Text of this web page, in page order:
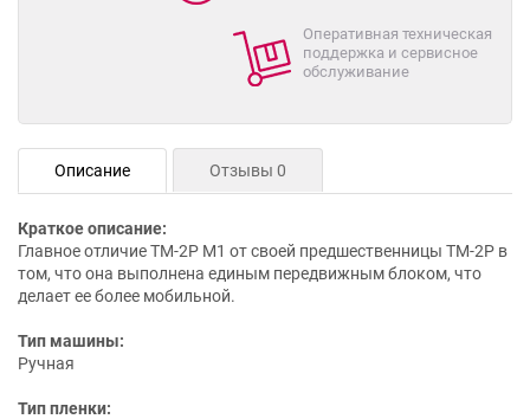
Оперативная техническая
поддержка и сервисное
обслуживание
Описание Отзывы 0
Краткое описание:
Главное отличие ТМ-2Р М1 от своей предшественницы ТМ-2Р в
том, что она выполнена единым передвижным блоком, что
делает ее более мобильной.
Тип машины:
Ручная
Тип пленки: